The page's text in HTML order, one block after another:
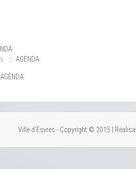
:: AGENDA
Ville d'Esvres - Copyright © 2015 |